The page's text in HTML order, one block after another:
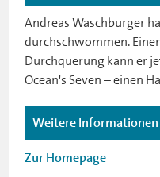
Andreas Waschburger
durchschwommen.
Durchquerung kann er
Ocean's Seven – einen
Weitere Informationen
Zur Homepage